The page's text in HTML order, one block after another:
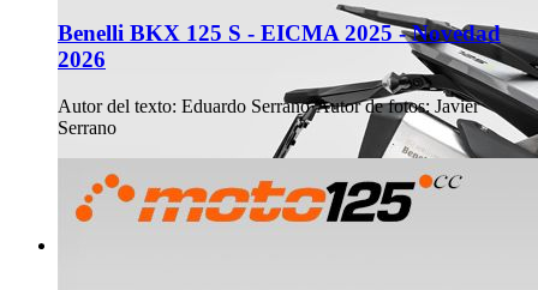
Benelli BKX 125 S - EICMA 2025 - Novedad
2026
Autor del texto: Eduardo Serrano·Autor de fotos: Javier
Serrano